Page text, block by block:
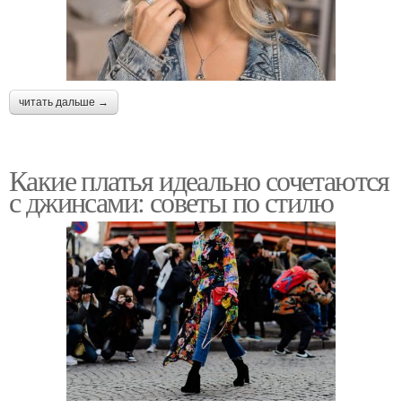
читать дальше →
Какие платья идеально сочетаются
с джинсами: советы по стилю